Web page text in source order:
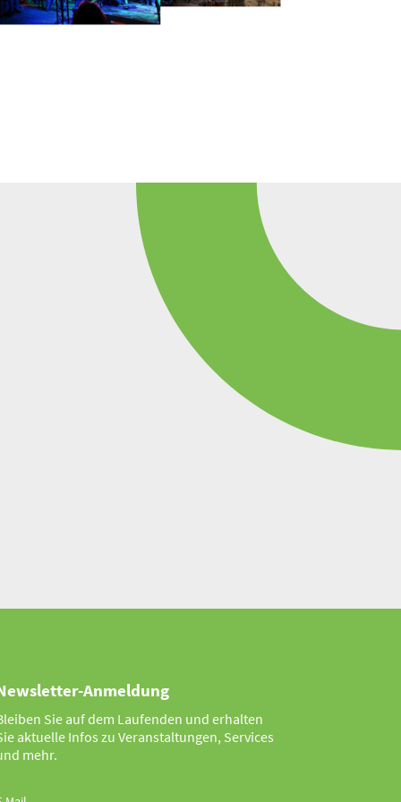
Anmeldung
Sie auf dem Laufenden und erhalten
aktuelle Infos zu Veranstaltungen, Services
mehr.